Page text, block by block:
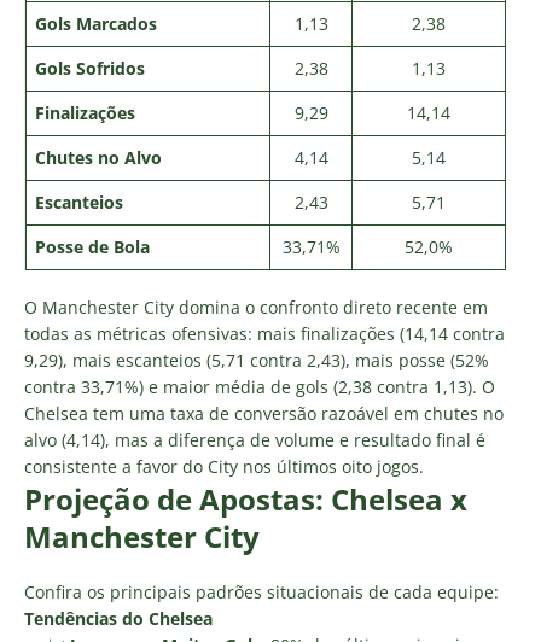
Gols Marcados
1,13
2,38
Gols Sofridos
2,38
1,13
Finalizações
9,29
14,14
Chutes no Alvo
4,14
5,14
Escanteios
2,43
5,71
Posse de Bola
33,71% 52,0%
O Manchester City domina o confronto direto recente em
todas as métricas ofensivas: mais finalizações (14,14 contra
9,29), mais escanteios (5,71 contra 2,43), mais posse (52%
contra 33,71%) e maior média de gols (2,38 contra 1,13). O
Chelsea tem uma taxa de conversão razoável em chutes no
alvo (4,14), mas a diferença de volume e resultado final é
consistente a favor do City nos últimos oito jogos.
Projeção de Apostas: Chelsea x
Manchester City
Confira os principais padrões situacionais de cada equipe:
Tendências do Chelsea